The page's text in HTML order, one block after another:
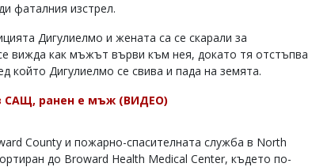
фаталния изстрел.
Дигулиелмо и жената са се скарали за
вижда как мъжът върви към нея, докато тя отстъпва
който Дигулиелмо се свива и пада на земята.
САЩ, ранен е мъж (ВИДЕО)
County и пожарно-спасителната служба в North
до Broward Health Medical Center, където по-